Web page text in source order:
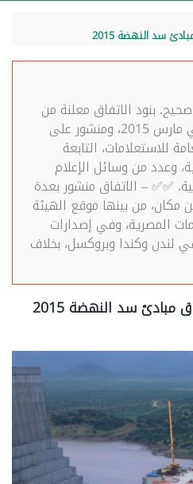
سد النهضة 2015
بنود الاتفاق معلنة من
وقت توقيعه في مارس 2015، ومنشور على
للاستعلامات، التابعة
وعدد من وسائل الإعلام
✅✅ – الاتفاق منشور بعدة
مكان، من بينها موقع الهيئة
المصرية، وفي إصدارات
لندن وكندا وبروكسل، بخلاف
سد النهضة 2015